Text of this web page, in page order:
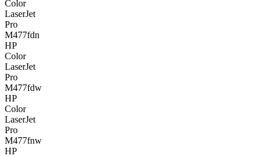
Color
LaserJet
Pro
M477fdn
HP
Color
LaserJet
Pro
M477fdw
HP
Color
LaserJet
Pro
M477fnw
HP